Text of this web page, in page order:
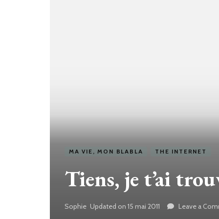
MA VIE, MON BLABLA THE INTERNET
Tiens, je t’ai
Sophie Updated on 15 mai 2011 Leave a